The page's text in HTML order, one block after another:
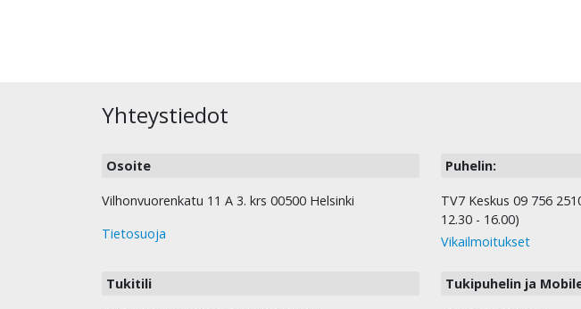
Yhteystiedot
Osoite
Vilhonvuorenkatu 11 A 3. krs 00500 Helsinki
Tietosuoja
Puhelin:
TV7 Keskus 09 756
12.30 - 16.00)
Vikailmoitukset
Tukitili Tukipuhelin ja